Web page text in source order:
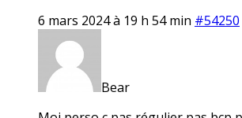
6 mars 2024 à 19 h 54 min #54250
Bear